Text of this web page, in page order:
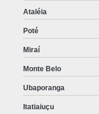
Ataléia
Poté
Miraí
Monte Belo
Ubaporanga
Itatiaiuçu